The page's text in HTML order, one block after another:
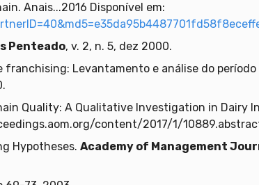
Anais...2016 Disponível em:
Penteado, v. 2, n. 5, dez 2000.
franchising: Levantamento e análise do
Quality: A Qualitative Investigation in Dairy
content/2017/1/
Hypotheses. Academy of Management